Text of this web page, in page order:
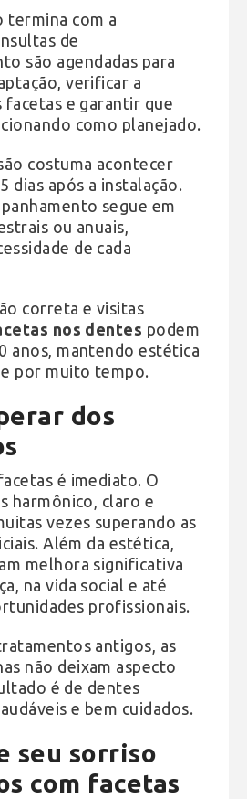
termina com a
de
são agendadas para
verificar a
facetas e garantir que
como planejado.
costuma acontecer
dias após a instalação.
segue em
ou anuais,
de cada
correta e visitas
nos dentes podem
anos, mantendo estética
por muito tempo.
dos
é imediato. O
harmônico, claro e
vezes superando as
Além da estética,
melhora significativa
na vida social e até
profissionais.
antigos, as
não deixam aspecto
é de dentes
e bem cuidados.
seu sorriso
com facetas